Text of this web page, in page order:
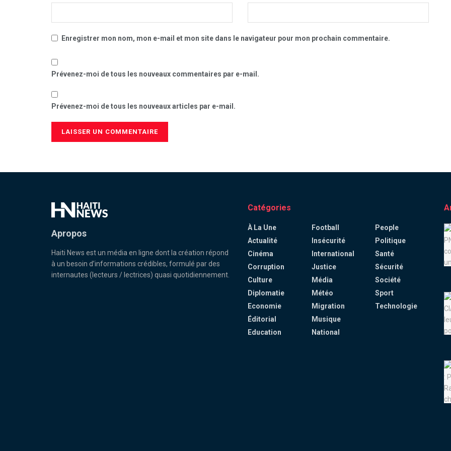
Enregistrer mon nom, mon e-mail et mon site dans le navigateur pour mon prochain commentaire.
Prévenez-moi de tous les nouveaux commentaires par e-mail.
Prévenez-moi de tous les nouveaux articles par e-mail.
Apropos
Haiti News est un média en ligne dont la création répond
à un besoin d’informations crédibles, formulé par des
internautes (lecteurs / lectrices) quasi quotidiennement.
Catégories
À La Une
Actualité
Cinéma
Corruption
Culture
Diplomatie
Economie
Éditorial
Education
Football
Insécurité
International
Justice
Média
Météo
Migration
Musique
National
People
Politique
Santé
Sécurité
Société
Sport
Technologie